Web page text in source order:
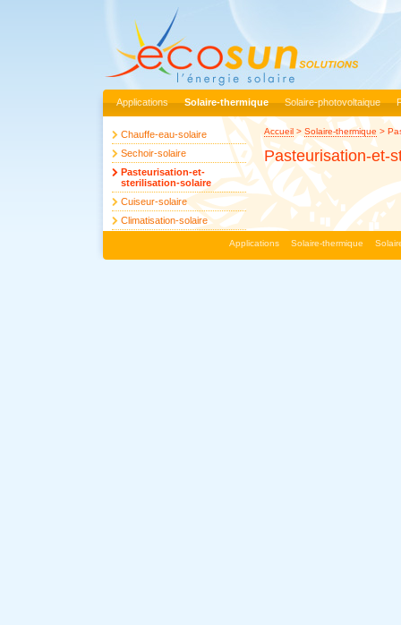
Applications Solaire-thermique Solaire-photovoltaique
Chauffe-eau-solaire
Sechoir-solaire
Pasteurisation-et-
sterilisation-solaire
Cuiseur-solaire
Climatisation-solaire
Accueil > Solaire-thermique >
Pasteurisation-et-
Applications Solaire-thermique